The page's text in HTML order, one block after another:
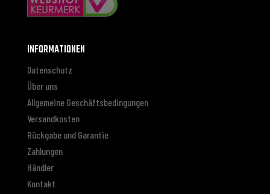
INFORMATIONEN
Datenschutz
Über uns
Allgemeine Geschäftsbedingungen
Versandkosten
Rückgabe und Garantie
Zahlungen
Händler
Kontakt